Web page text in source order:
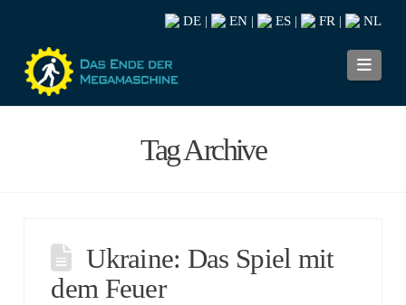
DE EN ES FR NL
Tag Archive
Ukraine: Das Spiel mit
dem Feuer